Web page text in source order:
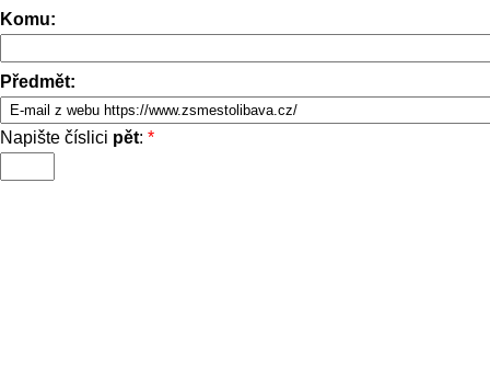
Komu:
Předmět:
Napište číslici pět: *